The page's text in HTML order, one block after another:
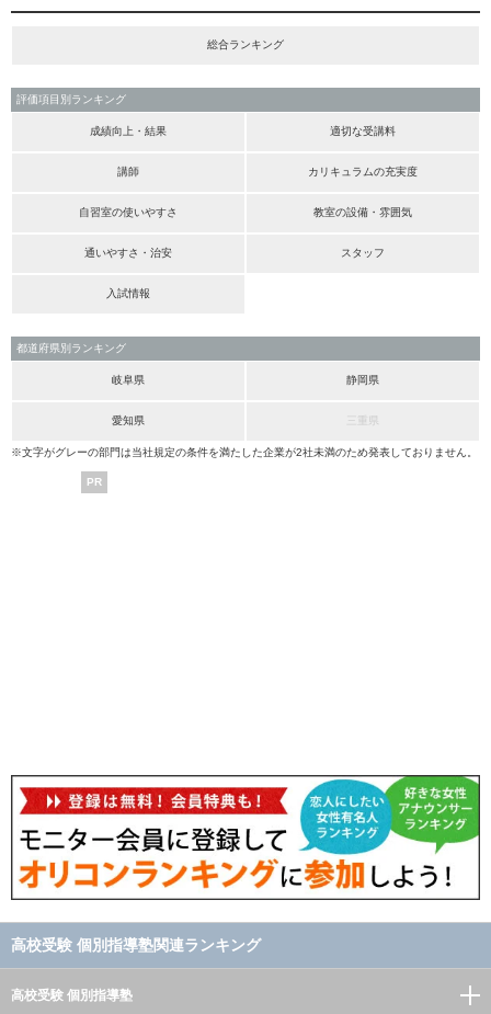
総合ランキング
評価項目別ランキング
成績向上・結果 適切な受講料
講師 カリキュラムの充実度
自習室の使いやすさ 教室の設備・雰囲気
通いやすさ・治安 スタッフ
入試情報
都道府県別ランキング
岐阜県 静岡県
愛知県
※文字がグレーの部門は当社規定の条件を満たした企業が2社未満のため発表しておりません。
PR
高校受験 個別指導塾関連ランキング
高校受験 個別指導塾